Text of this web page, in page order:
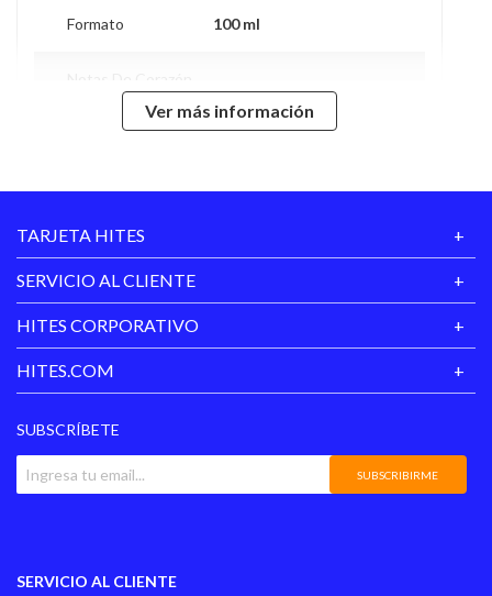
Formato 100 ml
Notas De Fondo .
Hecho en India
Garantía
Proveedor
Ver más información
TARJETA HITES
SERVICIO AL CLIENTE
HITES CORPORATIVO
HITES.COM
SUBSCRÍBETE
SUBSCRIBIRME
SERVICIO AL CLIENTE